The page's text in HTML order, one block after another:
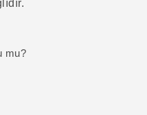
mu?